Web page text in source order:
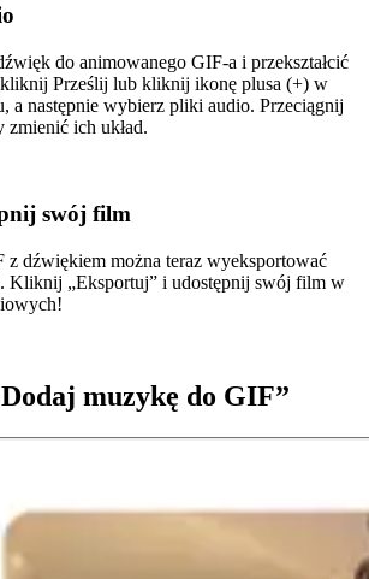
do animowanego GIF-a i przekształcić
Prześlij lub kliknij ikonę plusa (+) w
a następnie wybierz pliki audio. Przeciągnij
zmienić ich układ.
swój film
dźwiękiem można teraz wyeksportować
Kliknij „Eksportuj” i udostępnij swój film w
muzykę do GIF”